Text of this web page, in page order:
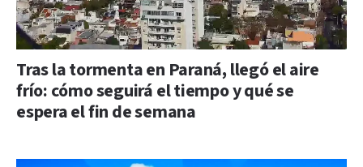
Tras la tormenta en Paraná, llegó el aire
frío: cómo seguirá el tiempo y qué se
espera el fin de semana